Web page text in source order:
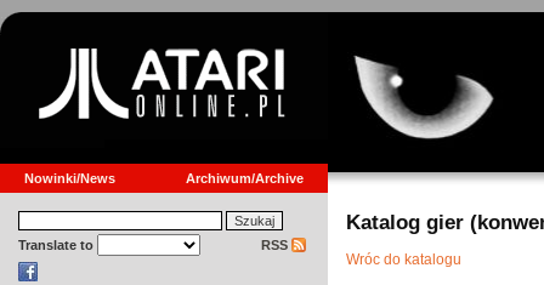
Nowinki/News Archiwum/Archive
Translate to RSS
Katalog gier
Wróc do katalogu